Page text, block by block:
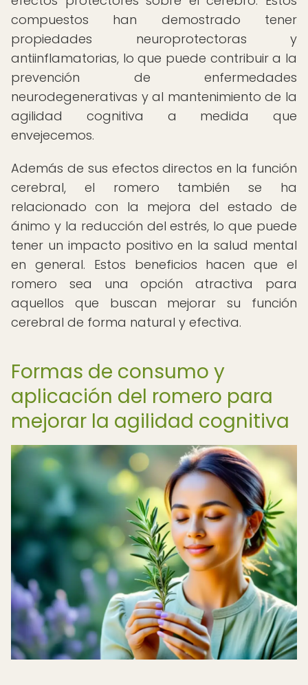
compuestos han demostrado tener
propiedades neuroprotectoras y
antiinflamatorias, lo que puede contribuir a la
prevención de enfermedades
neurodegenerativas y al mantenimiento de la
agilidad cognitiva a medida que
envejecemos.
Además de sus efectos directos en la función
cerebral, el romero también se ha
relacionado con la mejora del estado de
ánimo y la reducción del estrés, lo que puede
tener un impacto positivo en la salud mental
en general. Estos beneficios hacen que el
romero sea una opción atractiva para
aquellos que buscan mejorar su función
cerebral de forma natural y efectiva.
Formas de consumo y
aplicación del romero para
mejorar la agilidad cognitiva